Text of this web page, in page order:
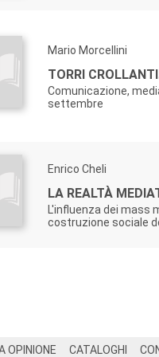
Mario Morcellini
TORRI
Comunicazione,
settembre
Enrico Cheli
LA REALTÀ
L'influenza dei mass
costruzione sociale
OPINIONE CATALOGHI